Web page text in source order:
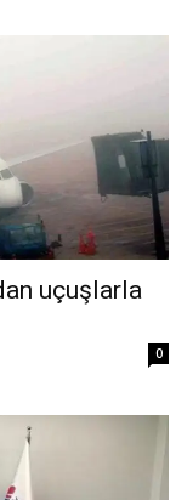
uçuşlarla
0